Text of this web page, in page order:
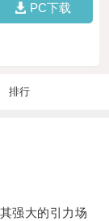
PC下载
排行
强大的引力场